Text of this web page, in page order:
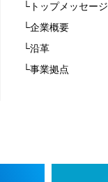
└トップメッセージ
└企業概要
└沿革
└事業拠点